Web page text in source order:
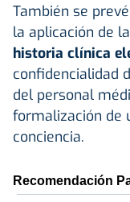
También se
la aplicación de
historia clínica
confidencialidad
del personal
formalización de
conciencia.